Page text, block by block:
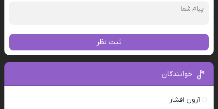
ثبت نظر
خوانندگان
آرون افشار